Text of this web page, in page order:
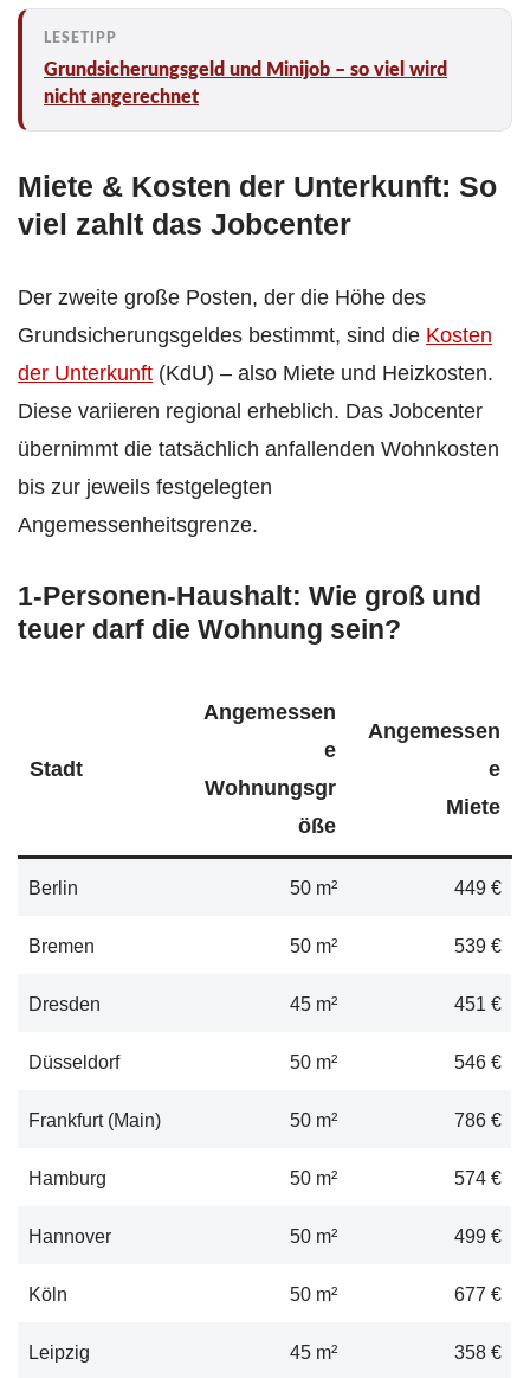
Grundsicherungsgeld und Minijob – so viel wird
nicht angerechnet
Miete & Kosten der Unterkunft: So
viel zahlt das Jobcenter
Der zweite große Posten, der die Höhe des
Grundsicherungsgeldes bestimmt, sind die Kosten
der Unterkunft (KdU) – also Miete und Heizkosten.
Diese variieren regional erheblich. Das Jobcenter
übernimmt die tatsächlich anfallenden Wohnkosten
bis zur jeweils festgelegten
Angemessenheitsgrenze.
1-Personen-Haushalt: Wie groß und
teuer darf die Wohnung sein?
Stadt
Angemessen
e
Wohnungsgr
öße
Angemessen
e
Miete
Berlin 50 m² 449 €
Bremen 50 m² 539 €
Dresden 45 m² 451 €
Düsseldorf 50 m² 546 €
Frankfurt (Main) 50 m² 786 €
Hamburg 50 m² 574 €
Hannover 50 m² 499 €
Köln 50 m² 677 €
Leipzig 45 m² 358 €